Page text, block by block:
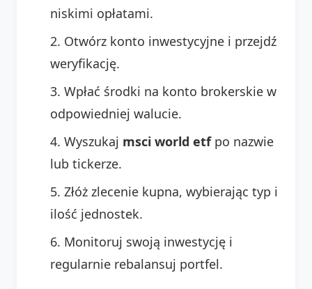
niskimi opłatami.
Otwórz konto inwestycyjne i przejdź
weryfikację.
Wpłać środki na konto brokerskie w
odpowiedniej walucie.
Wyszukaj msci world etfpo nazwie
lub tickerze.
Złóż zlecenie kupna, wybierając typ i
ilość jednostek.
Monitoruj swoją inwestycję i
regularnie rebalansuj portfel.